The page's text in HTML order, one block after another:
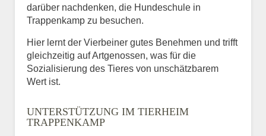
darüber nachdenken, die Hundeschule in
Trappenkamp zu besuchen.
Hier lernt der Vierbeiner gutes Benehmen und trifft
gleichzeitig auf Artgenossen, was für die
Sozialisierung des Tieres von unschätzbarem
Wert ist.
UNTERSTÜTZUNG IM TIERHEIM
TRAPPENKAMP